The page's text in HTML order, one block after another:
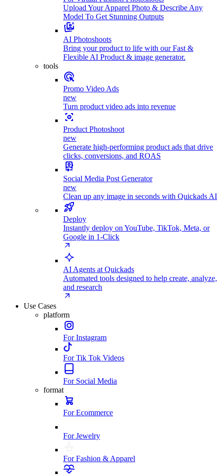
Upload Your Apparel Photo & Describe Any
Model To Get Stunning Outputs
AI Photoshoots
Bring your product to life with our Fast &
Flexible AI Product & image generator.
tools
Promo Video Ads
new
Turn product video ads into revenue
Product Photoshoot
new
Generate high-performing product ads that drive
clicks, conversions, and ROAS
Social Media Post Generator
new
Clean up any image in seconds with Quickads AI
Deploy
Instantly deploy on YouTube, TikTok, Meta, or
Google in 1-Click
AI Agents at Quickads
Automated tools designed to help create, analyze,
and research
Use Cases
platform
For Instagram
For Tik Tok Videos
For Social Media
format
For Ecommerce
For Jewelry
For Fashion & Apparel